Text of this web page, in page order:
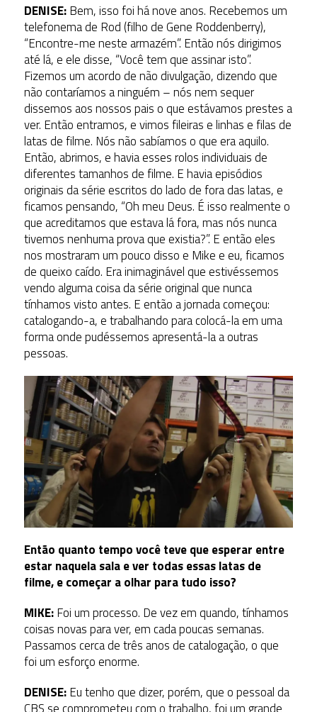
DENISE:Bem, isso foi há nove anos. Recebemos um
telefonema de Rod (filho de Gene Roddenberry),
“Encontre-me neste armazém”. Então nós dirigimos
até lá, e ele disse, “Você tem que assinar isto”.
Fizemos um acordo de não divulgação, dizendo que
não contaríamos a ninguém – nós nem sequer
dissemos aos nossos pais o que estávamos prestes a
ver. Então entramos, e vimos fileiras e linhas e filas de
latas de filme. Nós não sabíamos o que era aquilo.
Então, abrimos, e havia esses rolos individuais de
diferentes tamanhos de filme. E havia episódios
originais da série escritos do lado de fora das latas, e
ficamos pensando, “Oh meu Deus. É isso realmente o
que acreditamos que estava lá fora, mas nós nunca
tivemos nenhuma prova que existia?”. E então eles
nos mostraram um pouco disso e Mike e eu, ficamos
de queixo caído. Era inimaginável que estivéssemos
vendo alguma coisa da série original que nunca
tínhamos visto antes. E então a jornada começou:
catalogando-a, e trabalhando para colocá-la em uma
forma onde pudéssemos apresentá-la a outras
pessoas.
Então quanto tempo você teve que esperar entre
estar naquela sala e ver todas essas latas de
filme, e começar a olhar para tudo isso?
MIKE:Foi um processo. De vez em quando, tínhamos
coisas novas para ver, em cada poucas semanas.
Passamos cerca de três anos de catalogação, o que
foi um esforço enorme.
DENISE:Eu tenho que dizer, porém, que o pessoal da